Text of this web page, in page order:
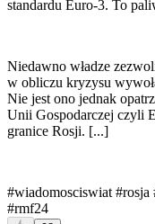
standardu Euro-3. To
Niedawno władze
w obliczu kryzysu
Nie jest ono jednak
Unii Gospodarczej czyli
granice Rosji. [...]
#wiadomosciswiat #rosja
#rmf24